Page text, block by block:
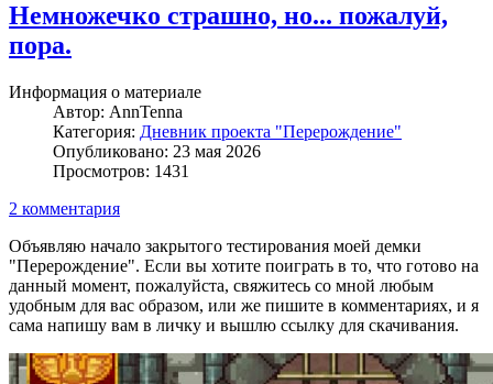
Немножечко страшно, но... пожалуй,
пора.
Информация о материале
Автор: AnnTenna
Категория: Дневник проекта "Перерождение"
Опубликовано: 23 мая 2026
Просмотров: 1431
2 комментария
Объявляю начало закрытого тестирования моей демки
"Перерождение". Если вы хотите поиграть в то, что готово на
данный момент, пожалуйста, свяжитесь со мной любым
удобным для вас образом, или же пишите в комментариях, и я
сама напишу вам в личку и вышлю ссылку для скачивания.